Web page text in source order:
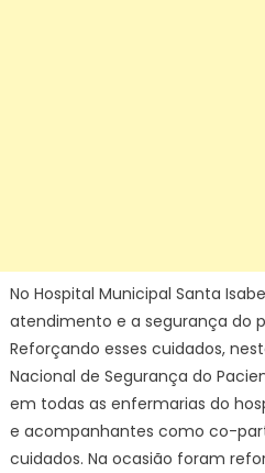
No Hospital Municipal Santa
atendimento e a segurança do
Reforçando esses cuidados,
Nacional de Segurança do
em todas as enfermarias do
e acompanhantes como co-
cuidados. Na ocasião foram